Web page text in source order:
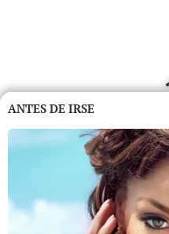
ANTES DE IRSE